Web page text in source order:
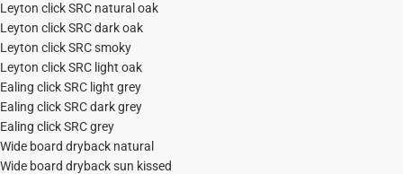
Leyton click SRC natural oak
Leyton click SRC dark oak
Leyton click SRC smoky
Leyton click SRC light oak
Ealing click SRC light grey
Ealing click SRC dark grey
Ealing click SRC grey
Wide board dryback natural
Wide board dryback sun kissed